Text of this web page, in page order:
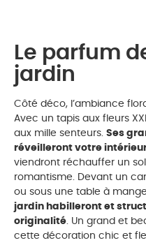
Le parfum
jardin
Côté déco, l’ambiance
Avec un tapis aux fleurs
aux mille senteurs. Ses
réveilleront votre
viendront réchauffer un
romantisme. Devant un
ou sous une table à
jardin habilleront et
originalité . Un grand et
cette décoration chic et